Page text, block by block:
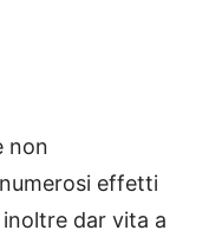
non
effetti
dar vita a